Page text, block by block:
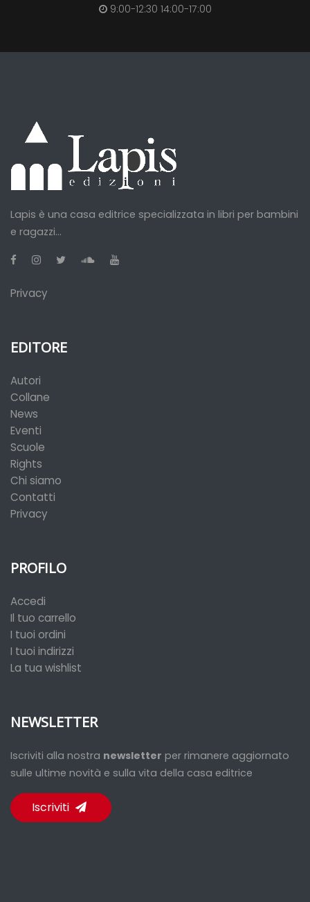
9:00-12:30 14:00-17:00
Lapis è una casa editrice specializzata in libri per bambini
e ragazzi...
Privacy
EDITORE
Autori
Collane
News
Eventi
Scuole
Rights
Chi siamo
Contatti
Privacy
PROFILO
Accedi
Il tuo carrello
I tuoi ordini
I tuoi indirizzi
La tua wishlist
NEWSLETTER
Iscriviti alla nostra newsletter per rimanere aggiornato
sulle ultime novità e sulla vita della casa editrice
Iscriviti